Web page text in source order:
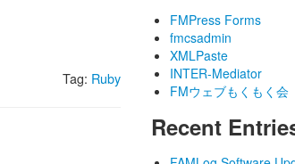
Tag: Ruby
FMPress Forms
fmcsadmin
XMLPaste
INTER-Mediator
FMウェブもくもく会
Recent